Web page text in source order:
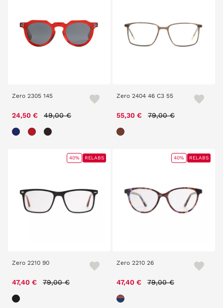
Zero 2305 145
24,50 € Price reduced from
49,00 €
Zero 2404 46 C3 55
55,30 € Price reduced from
79,00 €
Zero 2210 90
47,40 € Price reduced from
79,00 €
40% RELABS
Zero 2210 26
47,40 € Price reduced from
79,00 €
40% RELABS